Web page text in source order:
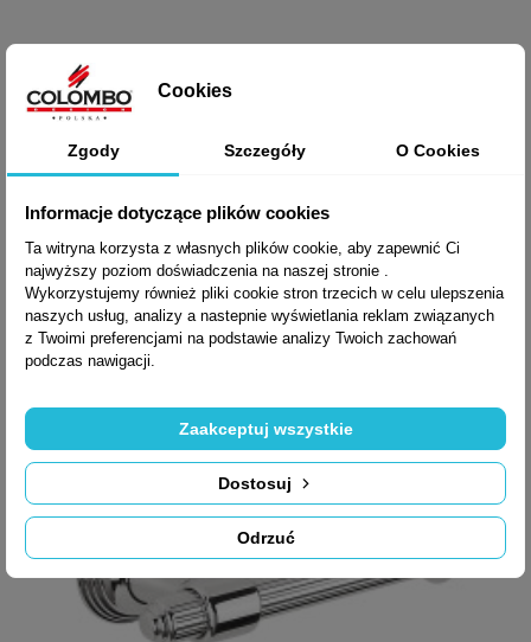
Szybki podgląd
HERMITAGE B9335
790,55 zł brutto
Cookies
Zgody Szczegóły O Cookies
Informacje dotyczące plików cookies
Ta witryna korzysta z własnych plików cookie, aby zapewnić Ci
najwyższy poziom doświadczenia na naszej stronie .
Wykorzystujemy również pliki cookie stron trzecich w celu ulepszenia
naszych usług, analizy a nastepnie wyświetlania reklam związanych
z Twoimi preferencjami na podstawie analizy Twoich zachowań
podczas nawigacji.
Odrzuć
Dostosuj
Zaakceptuj wszystkie